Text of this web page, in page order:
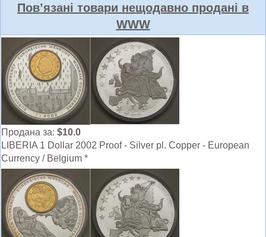
Пов’язані товари нещодавно продані в
WWW
Продана за: $10.0
LIBERIA 1 Dollar 2002 Proof - Silver pl. Copper - European
Currency / Belgium *